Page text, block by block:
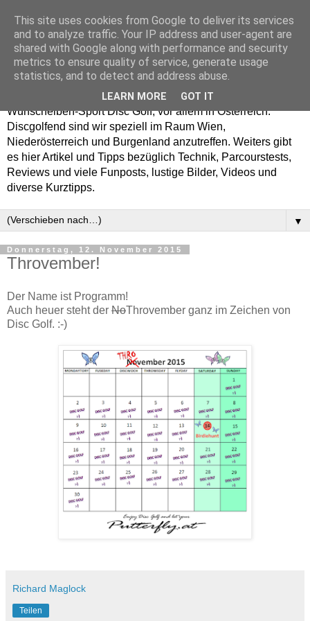
Enjoy Disc Golf and let
your Putterfly
Auf putterfly.at dreht sich alles um den Frisbee- bzw.
Wurfscheiben-Sport Disc Golf, vor allem in Österreich.
Discgolfend sind wir speziell im Raum Wien,
Niederösterreich und Burgenland anzutreffen. Weiters gibt
es hier Artikel und Tipps bezüglich Technik, Parcourstests,
Reviews und viele Funposts, lustige Bilder, Videos und
diverse Kurztipps.
▼
Donnerstag, 12. November 2015
Throvember!
Der Name ist Programm!
Auch heuer steht der NoThrovember ganz im Zeichen von
Disc Golf. :-)
Richard Maglock
Teilen
This site uses cookies from Google to deliver its services
and to analyze traffic. Your IP address and user-agent are
shared with Google along with performance and security
metrics to ensure quality of service, generate usage
statistics, and to detect and address abuse.
LEARN MORE GOT IT